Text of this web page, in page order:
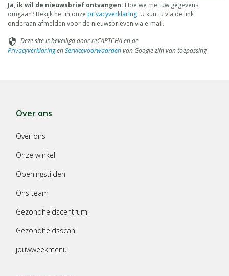
Ja, ik wil de nieuwsbrief ontvangen. Hoe we met uw gegevens
omgaan? Bekijk het in onze privacyverklaring. U kunt u via de link
onderaan afmelden voor de nieuwsbrieven via e-mail.
security Deze site is beveiligd door reCAPTCHA en de
PrivacyverklaringenServicevoorwaardenvan Google zijn van toepassing
Over ons
Over ons
Onze winkel
Openingstijden
Ons team
Gezondheidscentrum
Gezondheidsscan
jouwweekmenu